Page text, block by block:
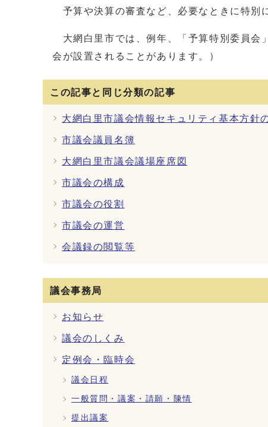
予算や決算の審査など、必要なときに特別
大網白里市では、例年、「予算特別委員会
会が設置されることがあります。）
この記事と同じ分類の記事
大網白里市議会情報セキュリティ基本方針
市議会議員名簿
大網白里市議会議場座席図
市議会の構成
市議会の役割
市議会の運営
会議録の閲覧等
議会事務局
お知らせ
議会のしくみ
定例会・臨時会
議会日程
一般質問・議案・請願・陳情
提出議案